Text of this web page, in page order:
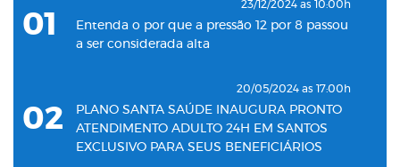
01
23/12/2024 as 10:00h
Entenda o por que a pressão 12 por 8 passou
a ser considerada alta
02
20/05/2024 as 17:00h
PLANO SANTA SAÚDE INAUGURA PRONTO
ATENDIMENTO ADULTO 24H EM SANTOS
EXCLUSIVO PARA SEUS BENEFICIÁRIOS